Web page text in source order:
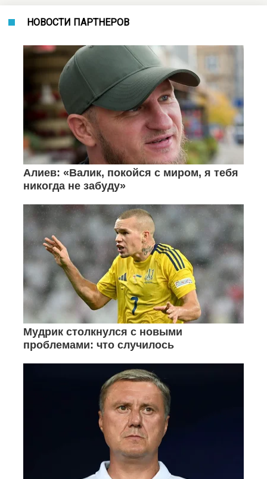
НОВОСТИ ПАРТНЕРОВ